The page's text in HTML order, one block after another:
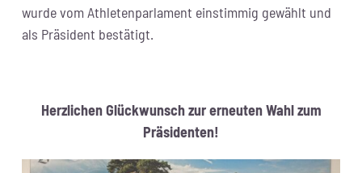
wurde vom Athletenparlament einstimmig gewählt und
als Präsident bestätigt.
Herzlichen Glückwunsch zur erneuten Wahl zum
Präsidenten!